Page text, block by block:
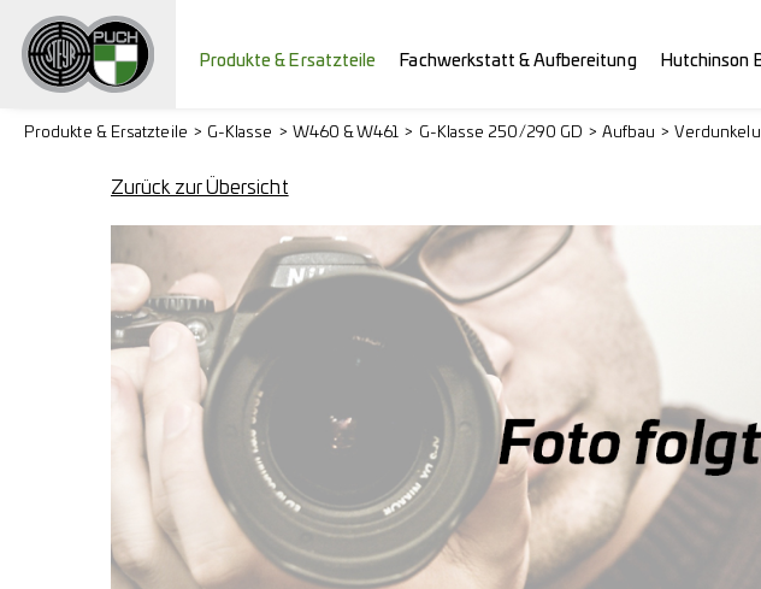
Produkte & Ersatzteile Fachwerkstatt & Aufbereitung Hutchinson
Produkte & Ersatzteile G-Klasse W460 & W461 G-Klasse 250/290 GD Aufbau
Zurück zur Übersicht